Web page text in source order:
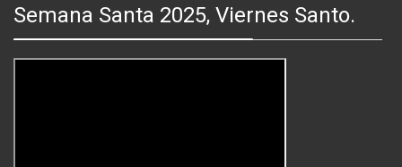
Semana Santa 2025, Viernes Santo.